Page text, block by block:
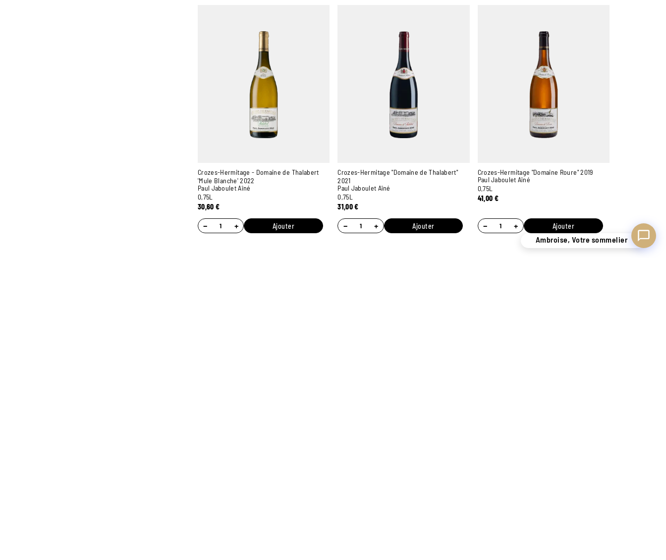
Crozes-Hermitage - Domaine de Thalabert
'Mule Blanche' 2022
Paul Jaboulet Aîné
0,75L
30,60€
− + Ajouter
Crozes-Hermitage "Domaine de Thalabert"
2021
Paul Jaboulet Aîné
0,75L
31,00€
− + Ajouter
Crozes-Hermitage "Domaine Roure" 2019
Paul Jaboulet Aîné
0,75L
41,00 €
− + Ajouter
Ambroise, Votre sommelier
Ambroise, Votre sommelier